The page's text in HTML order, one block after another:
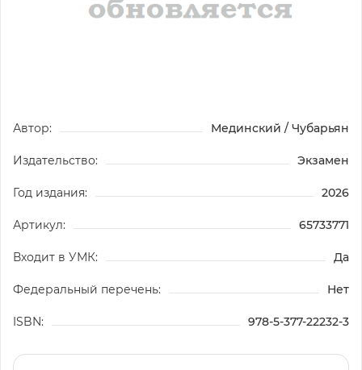
Автор: Мединский / Чубарьян
Издательство: Экзамен
Год издания: 2026
Артикул: 65733771
Входит в УМК: Да
Федеральный перечень: Нет
ISBN: 978-5-377-22232-3